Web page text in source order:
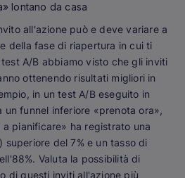
lontano da casa
all'azione può e deve variare a
della fase di riapertura in cui ti
A/B abbiamo visto che gli inviti
ottenendo risultati migliori in
in un test A/B eseguito in
un funnel inferiore «prenota ora»,
pianificare» ha registrato una
superiore del 7% e un tasso di
Valuta la possibilità di
di questi inviti all'azione più